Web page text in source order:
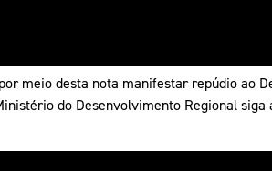
meio desta nota manifestar repúdio ao
do Desenvolvimento Regional